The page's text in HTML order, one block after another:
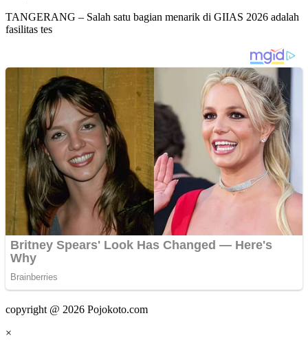
TANGERANG – Salah satu bagian menarik di GIIAS 2026 adalah
fasilitas tes
copyright @ 2026 Pojokoto.com
×